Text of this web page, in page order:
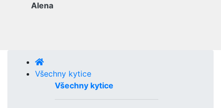
Alena
Všechny kytice
Všechny kytice